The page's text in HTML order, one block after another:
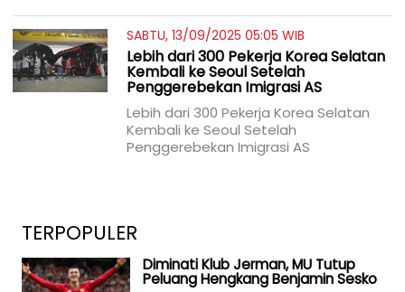
SABTU, 13/09/2025 05:05 WIB
Lebih dari 300 Pekerja Korea Selatan
Kembali ke Seoul Setelah
Penggerebekan Imigrasi AS
Lebih dari 300 Pekerja Korea Selatan
Kembali ke Seoul Setelah
Penggerebekan Imigrasi AS
TERPOPULER
Diminati Klub Jerman, MU Tutup
Peluang Hengkang Benjamin Sesko